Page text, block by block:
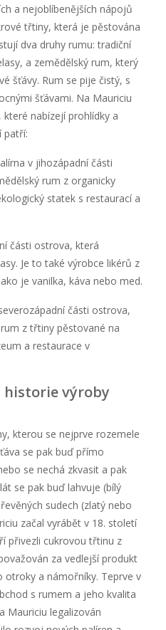
a nejoblíbenějších nápojů
třtiny, která je pěstována
dva druhy rumu: tradiční
a zemědělský rum, který
šťávy. Rum se pije čistý, s
šťávami. Na Mauriciu
nabízejí prohlídky a
patří:
v jihozápadní části
rum z organicky
statek s restaurací a
části ostrova, která
Je to také výrobce likérů z
je vanilka, káva nebo med.
části ostrova,
z třtiny pěstované na
a restaurace v
historie výroby
kterou se nejprve rozemele
se pak buď přímo
se nechá zkvasit a pak
se pak buď lahvuje (bílý
sudech (zlatý nebo
začal vyrábět v 18. století
přivezli cukrovou třtinu z
za vedlejší produkt
otroky a námořníky. Teprve v
s rumem a jeho kvalita
Mauriciu legalizován